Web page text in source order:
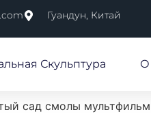
Гуандун, Китай
Скульптура О
сад смолы мультфильм